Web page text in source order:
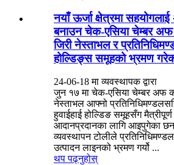
नयाँ ऊर्जा क्षेत्रमा
बनाउन चेक-एसिया चेम्बर अफ
जिरी नेस्ताभल र
होल्डिङ्स समूहको भ्रमण
24-06-18 मा व्यवस्थापक द्वारा
जुन १७ मा चेक-एसिया चेम्बर अफ
नेस्ताभल आफ्नो
हुवाईहाई होल्डिङ समूहसँग
आदानप्रदानका लागि आइपुगेका
व्यवस्थापन टोलीले
उत्पादन लाइनको भ्रमण गर्यो ...
थप पढ्नुहोस्